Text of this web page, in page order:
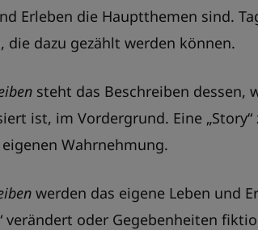
Erleben die Hauptthemen sind.
die dazu gezählt werden können.
steht das Beschreiben dessen,
ist, im Vordergrund. Eine
Wahrnehmung.
werden das eigene Leben und
verändert oder Gegebenheiten